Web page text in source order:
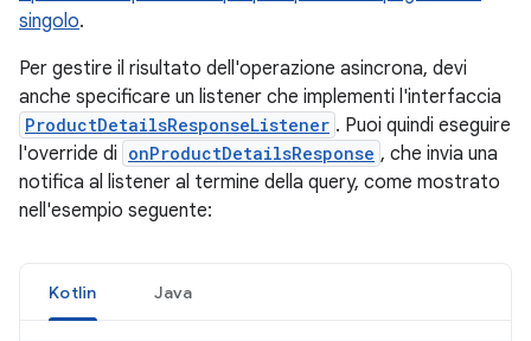
singolo.
Per gestire il risultato dell'operazione asincrona, devi
anche specificare un listener che implementi l'interfaccia
ProductDetailsResponseListener . Puoi quindi eseguire
l'override di onProductDetailsResponse , che invia una
notifica al listener al termine della query, come mostrato
nell'esempio seguente:
Kotlin Java